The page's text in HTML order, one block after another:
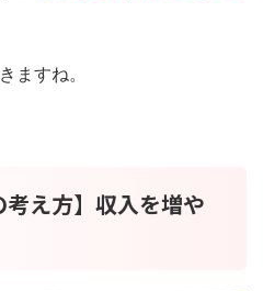
ますね。
考え方】収入を増や